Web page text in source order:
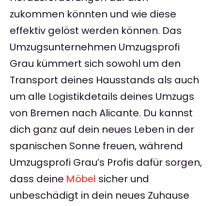
zukommen könnten und wie diese
effektiv gelöst werden können. Das
Umzugsunternehmen Umzugsprofi
Grau kümmert sich sowohl um den
Transport deines Hausstands als auch
um alle Logistikdetails deines Umzugs
von Bremen nach Alicante. Du kannst
dich ganz auf dein neues Leben in der
spanischen Sonne freuen, während
Umzugsprofi Grau’s Profis dafür sorgen,
dass deine Möbel sicher und
unbeschädigt in dein neues Zuhause